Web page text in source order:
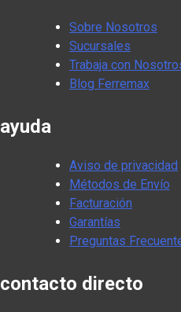
Sobre Nosotros
Sucursales
Trabaja con
Blog Ferremax
ayuda
Aviso de privacidad
Métodos de Envío
Facturación
Garantías
Preguntas
contacto directo